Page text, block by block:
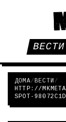
ВЕСТИ
ДОМА/ВЕСТИ /
HTTP://
SPOT-